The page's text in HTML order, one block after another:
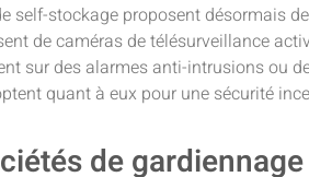
self-stockage proposent désormais
de caméras de télésurveillance
sur des alarmes anti-intrusions ou
quant à eux pour une sécurité
de gardiennage